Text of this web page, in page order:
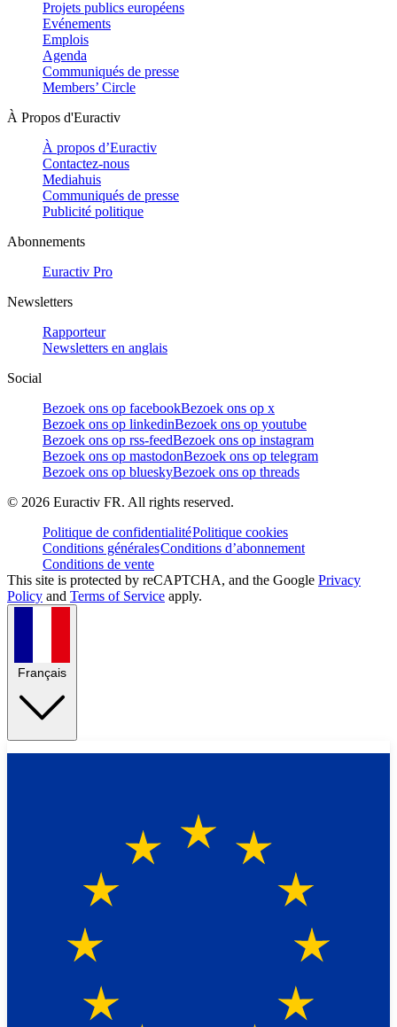
Projets publics européens
Evénements
Emplois
Agenda
Communiqués de presse
Members’ Circle
À Propos d'Euractiv
À propos d’Euractiv
Contactez-nous
Mediahuis
Communiqués de presse
Publicité politique
Abonnements
Euractiv Pro
Newsletters
Rapporteur
Newsletters en anglais
Social
Bezoek ons op facebookBezoek ons op x
Bezoek ons op linkedinBezoek ons op youtube
Bezoek ons op rss-feedBezoek ons op instagram
Bezoek ons op mastodonBezoek ons op telegram
Bezoek ons op blueskyBezoek ons op threads
© 2026 Euractiv FR. All rights reserved.
Politique de confidentialitéPolitique cookies
Conditions généralesConditions d’abonnement
Conditions de vente
This site is protected by reCAPTCHA, and the Google Privacy
Policy and Terms of Service apply.
Français